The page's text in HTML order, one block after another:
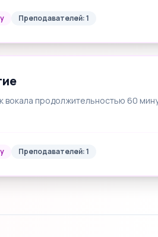
Преподавателей: 1
вокала продолжительностью 60
Преподавателей: 1